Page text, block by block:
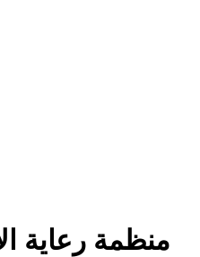
منظمة رعاية